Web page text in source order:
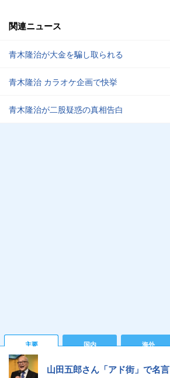
関連ニュース
青木隆治が大金を騙し取られる
青木隆治 カラオケ企画で快挙
青木隆治が二股疑惑の真相告白
主要 国内 海外
山田五郎さん「アド街」で名言